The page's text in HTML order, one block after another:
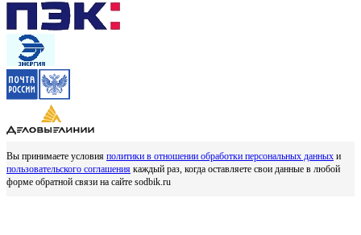
Вы принимаете условия политики в отношении обработки персональных данных и
пользовательского соглашения каждый раз, когда оставляете свои данные в любой
форме обратной связи на сайте sodbik.ru